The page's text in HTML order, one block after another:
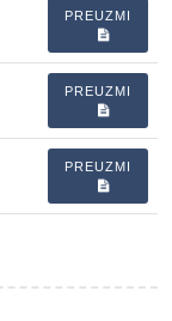
PREUZMI
PREUZMI
PREUZMI